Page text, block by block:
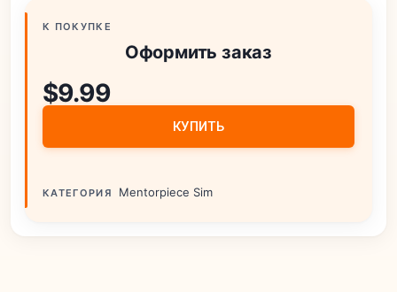
К ПОКУПКЕ
Оформить заказ
$9.99
КУПИТЬ
КАТЕГОРИЯ Mentorpiece Sim